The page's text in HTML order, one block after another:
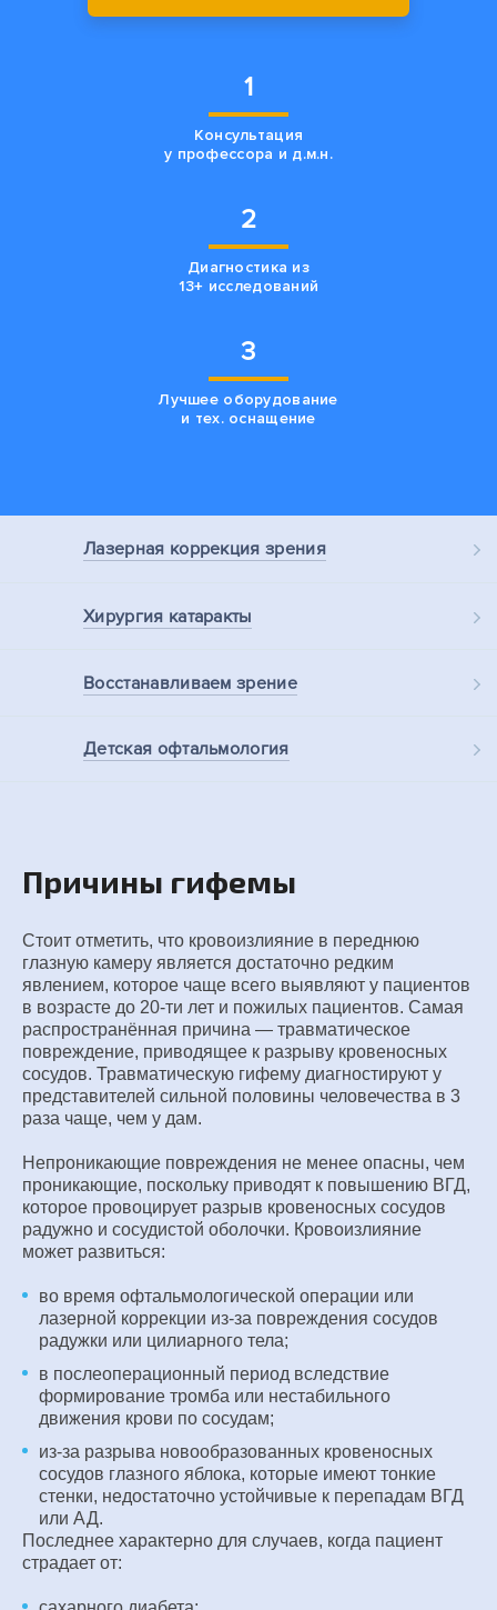
1
Консультация
у профессора и д.м.н.
2
Диагностика из
13+ исследований
3
Лучшее оборудование
и тех. оснащение
Лазерная коррекция зрения
Хирургия катаракты
Восстанавливаемзрение
Детская офтальмология
Причины гифемы
Стоит отметить, что кровоизлияние в переднюю
глазную камеру является достаточно редким
явлением, которое чаще всего выявляют у пациентов
в возрасте до 20-ти лет и пожилых пациентов. Самая
распространённая причина — травматическое
повреждение, приводящее к разрыву кровеносных
сосудов. Травматическую гифему диагностируют у
представителей сильной половины человечества в 3
раза чаще, чем у дам.
Непроникающие повреждения не менее опасны, чем
проникающие, поскольку приводят к повышению ВГД,
которое провоцирует разрыв кровеносных сосудов
радужно и сосудистой оболочки. Кровоизлияние
может развиться:
во время офтальмологической операции или
лазерной коррекции из-за повреждения сосудов
радужки или цилиарного тела;
в послеоперационный период вследствие
формирование тромба или нестабильного
движения крови по сосудам;
из-за разрыва новообразованных кровеносных
сосудов глазного яблока, которые имеют тонкие
стенки, недостаточно устойчивые к перепадам ВГД
или АД.
Последнее характерно для случаев, когда пациент
страдает от: